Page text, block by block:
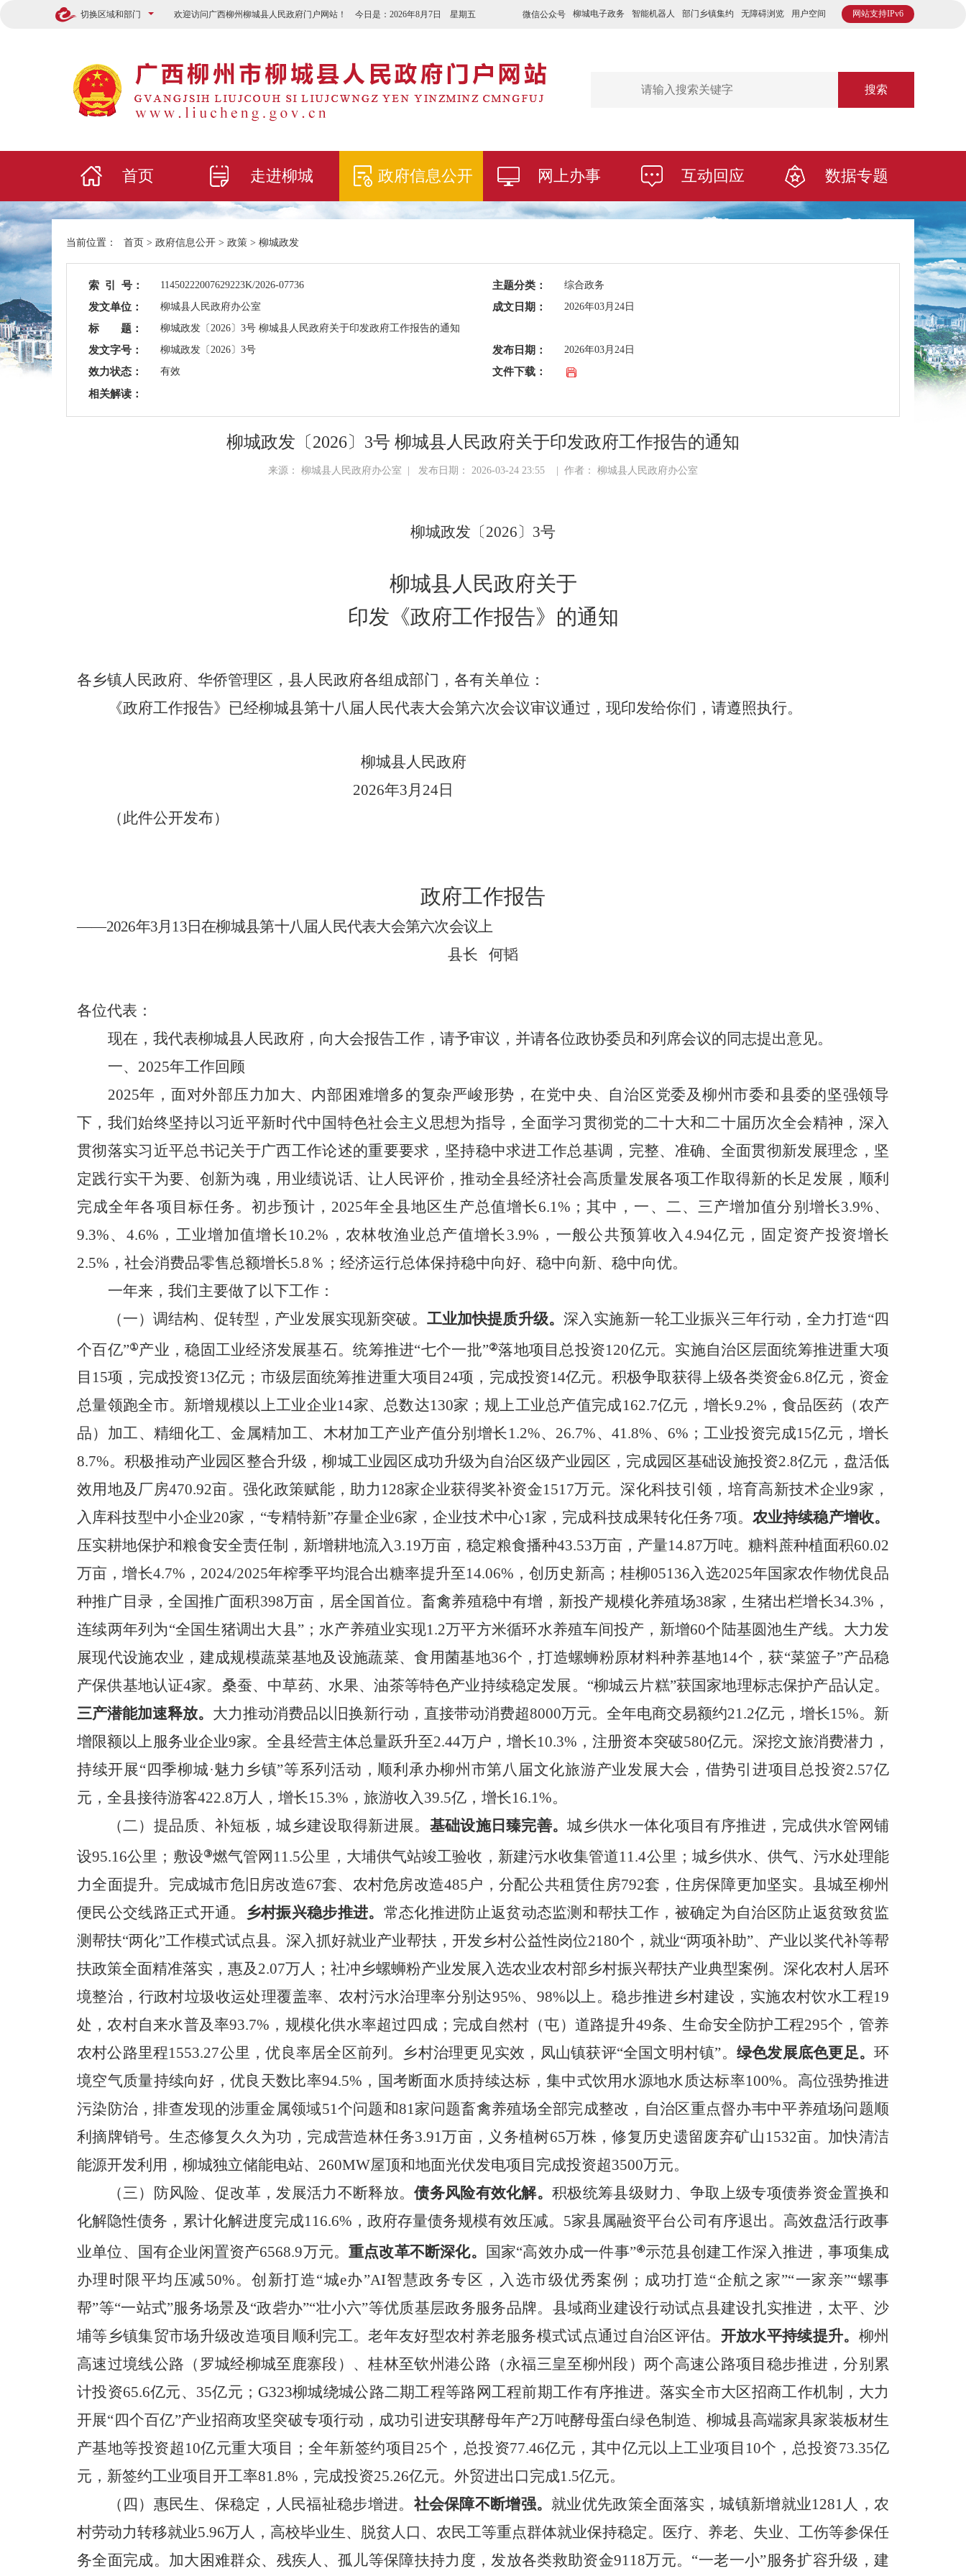
切换区域和部门 网站支持IPv6
微信公众号 柳城电子政务 智能机器人 部门乡镇集约 无障碍浏览 用户空间
欢迎访问广西柳州柳城县人民政府门户网站！ 今日是： 2026年8月7日 星期五
搜索
首页 走进柳城 政府信息公开 网上办事 互动回应 数据专题
当前位置： 首页 > 政府信息公开 > 政策 > 柳城政发
索 引 号： 11450222007629223K/2026-07736 主题分类： 综合政务
发文单位： 柳城县人民政府办公室 成文日期： 2026年03月24日
标 题： 柳城政发〔2026〕3号 柳城县人民政府关于印发政府工作报告的通知
发文字号： 柳城政发〔2026〕3号 发布日期： 2026年03月24日
效力状态： 有效
文件下载：
相关解读：
柳城政发〔2026〕3号 柳城县人民政府关于印发政府工作报告的通知
来源： 柳城县人民政府办公室 | 发布日期： 2026-03-24 23:55 | 作者： 柳城县人民政府办公室
柳城政发〔2026〕3号
柳城县人民政府关于
印发《政府工作报告》的通知
各乡镇人民政府、华侨管理区，县人民政府各组成部门，各有关单位：
《政府工作报告》已经柳城县第十八届人民代表大会第六次会议审议通过，现印发给你们，请遵照执行。
柳城县人民政府
2026年3月24日
（此件公开发布）
政府工作报告
——2026年3月13日在柳城县第十八届人民代表大会第六次会议上
县长
何韬
各位代表：
现在，我代表柳城县人民政府，向大会报告工作，请予审议，并请各位政协委员和列席会议的同志提出意见。
一、 2025年工作回顾
2025年，面对外部压力加大、内部困难增多的复杂严峻形势，在党中央、自治区党委及柳州市委和县委的坚强领导
下，我们始终坚持以习近平新时代中国特色社会主义思想为指导，全面学习贯彻党的二十大和二十届历次全会精神，深入
贯彻落实习近平总书记关于广西工作论述的重要要求，坚持稳中求进工作总基调，完整、准确、全面贯彻新发展理念，坚
定践行实干为要、创新为魂，用业绩说话、让人民评价，推动全县经济社会高质量发展各项工作取得新的长足发展，顺利
完成全年各项目标任务。初步预计，2025年全县地区生产总值增长6.1%；其中，一、二、三产增加值分别增长3.9%、
9.3%、4.6%，工业增加值增长10.2%，农林牧渔业总产值增长3.9%，一般公共预算收入4.94亿元，固定资产投资增长
2.5%，社会消费品零售总额增长5.8％；经济运行总体保持稳中向好、稳中向新、稳中向优。
一年来，我们主要做了以下工作：
（一）调结构、促转型，产业发展实现新突破。 工业加快提质升级。 深入实施新一轮工业振兴三年行动，全力打造“四
个百亿”①产业，稳固工业经济发展基石。统筹推进“七个一批”②落地项目总投资120亿元。实施自治区层面统筹推进重大项
目15项，完成投资13亿元；市级层面统筹推进重大项目24项，完成投资14亿元。积极争取获得上级各类资金6.8亿元，资金
总量领跑全市。新增规模以上工业企业14家、总数达130家； 规上工业总产值完成162.7亿元， 增长9.2%，食品医药（农产
品）加工、精细化工、金属精加工、木材加工产业产值分别增长1.2%、26.7%、41.8%、6%；工业投资完成15亿元，增长
8.7%。积极推动产业园区整合升级，柳城工业园区成功升级为自治区级产业园区，完成园区基础设施投资2.8亿元，盘活低
效用地及厂房470.92亩。强化政策赋能，助力128家企业获得奖补资金1517万元。深化科技引领，培育高新技术企业9家，
入库科技型中小企业20家，“专精特新”存量企业6家，企业技术中心1家，完成科技成果转化任务7项。 农业持续稳产增收。
压实耕地保护和粮食安全责任制， 新增耕地流入3.19万亩 ，稳定粮食播种43.53万亩，产量14.87万吨。糖料蔗种植面积60.02
万亩，增长4.7%，2024/2025年榨季平均混合出糖率提升至14.06%，创历史新高；桂柳05136入选2025年国家农作物优良品
种推广目录，全国推广面积398万亩，居全国首位。畜禽养殖稳中有增 ， 新投产规模化养殖场38家，生猪出栏增长34.3% ，
连续两年列为“全国生猪调出大县”； 水产养殖业实现1.2万平方米循环水养殖车间投产，新增60个陆基圆池生产线。大力发
展现代设施农业，建成规模蔬菜基地及设施蔬菜、食用菌基地36个，打造螺蛳粉原材料种养基地14个，获“菜篮子”产品稳
产保供基地认证4家。 桑蚕、中草药、水果、油茶等特色产业持续稳定发展。“柳城云片糕”获国家地理标志保护产品认定。
三产潜能加速释放。 大力推动消费品以旧换新行动，直接带动消费超8000万元。 全年电商交易额约21.2亿元，增长15%。新
增限额以上服务业企业9家。全县经营主体总量跃升至2.44万户，增长10.3%，注册资本突破580亿元。深挖文旅消费潜力，
持续开展“四季柳城·魅力乡镇”等系列活动，顺利承办柳州市第八届文化旅游产业发展大会 ，借势引进项目总投资2.57亿
元，全县接待游客422.8万人，增长15.3%，旅游收入39.5亿，增长16.1%。
（二）提品质、补短板，城乡建设取得新进展。 基础设施日臻完善。城乡供水一体化项目有序推进，完成供水管网铺
设95.16公里；敷设③燃气管网11.5公里，大埔供气站竣工验收，新建污水收集管道11.4公里；城乡供水、供气、污水处理能
力全面提升。完成城市危旧房改造67套、农村危房改造485户，分配公共租赁住房792套，住房保障更加坚实。县城至柳州
便民公交线路正式开通。
乡村振兴稳步推进。 常态化推进防止返贫动态监测和帮扶工作，被确定为自治区防止返贫致贫监
测帮扶“两化”工作模式试点县。深入抓好就业产业帮扶，开发乡村公益性岗位2180个，就业“两项补助”、产业以奖代补等帮
扶政策全面精准落实，惠及2.07万人；社冲乡螺蛳粉产业发展入选农业农村部乡村振兴帮扶产业典型案例。深化农村人居环
境整治，行政村垃圾收运处理覆盖率、农村污水治理率分别达95%、98%以上。稳步推进乡村建设，实施农村饮水工程19
处，农村自来水普及率93.7%，规模化供水率超过四成；完成自然村（屯）道路提升49条、生命安全防护工程295个，管养
农村公路里程1553.27公里，优良率居全区前列。乡村治理更见实效，凤山镇获评“全国文明村镇”。 绿色发展底色更足。环
境空气质量持续向好，优良天数比率94.5% ，国考断面水质持续达标，集中式饮用水源地水质达标率100%。高位强势推进
污染防治，排查发现的涉重金属领域51个问题和81家问题畜禽养殖场全部完成整改，自治区重点督办韦中平养殖场问题顺
利摘牌销号。生态修复久久为功，完成营造林任务3.91万亩，义务植树65万株，修复历史遗留废弃矿山1532亩。加快清洁
能源开发利用，柳城独立储能电站、260MW屋顶和地面光伏发电项目完成投资超3500万元。
（三）防风险、促改革，发展活力不断释放。债务风险有效化解。积极统筹县级财力、争取上级专项债券资金置换和
化解隐性债务，累计化解进度完成116.6%，政府存量债务规模有效压减。5家县属融资平台公司有序退出。高效盘活行政事
业单位、国有企业闲置资产6568.9万元。重点改革不断深化。 国家“高效办成一件事”④示范县创建工作深入推进，事项集成
办理时限平均压减50%。创新打造“城e办”AI智慧政务专区，入选市级优秀案例；成功打造“企航之家”“一家亲”“螺事
帮”等“一站式”服务场景及“政砦办”“壮小六”等优质基层政务服务品牌。县域商业建设行动试点县建设扎实推进，太平、沙
埔等乡镇集贸市场升级改造项目顺利完工。老年友好型农村养老服务模式试点通过自治区评估。 开放水平持续提升。 柳州
高速过境线公路（罗城经柳城至鹿寨段）、桂林至钦州港公路（永福三皇至柳州段）两个高速公路项目稳步推进，分别累
计投资65.6亿元、35亿元； G323柳城绕城公路二期工程等路网工程前期工作有序推进。落实全市大区招商工作机制，大力
开展“四个百亿”产业招商攻坚突破专项行动，成功引进安琪酵母年产2万吨酵母蛋白绿色制造、柳城县高端家具家装板材生
产基地等投资超10亿元重大项目；全年新签约项目25个，总投资77.46亿元，其中亿元以上工业项目10个，总投资73.35亿
元，新签约工业项目开工率81.8%，完成投资25.26亿元。外贸进出口完成1.5亿元。
（四）惠民生、保稳定，人民福祉稳步增进。 社会保障不断增强。 就业优先政策全面落实，城镇新增就业1281人，农
村劳动力转移就业5.96万人，高校毕业生、脱贫人口、农民工等重点群体就业保持稳定。医疗、养老、失业、工伤等参保任
务全面完成。加大困难群众、残疾人、孤儿等保障扶持力度，发放各类救助资金9118万元。“一老一小”服务扩容升级，建